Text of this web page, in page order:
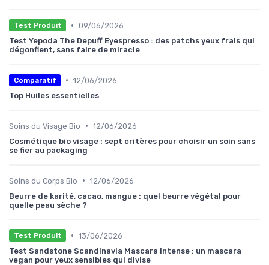
Test Produit • 09/06/2026
Test Yepoda The Depuff Eyespresso : des patchs yeux frais qui
dégonflent, sans faire de miracle
Comparatif • 12/06/2026
Top Huiles essentielles
Soins du Visage Bio • 12/06/2026
Cosmétique bio visage : sept critères pour choisir un soin sans
se fier au packaging
Soins du Corps Bio • 12/06/2026
Beurre de karité, cacao, mangue : quel beurre végétal pour
quelle peau sèche ?
Test Produit • 13/06/2026
Test Sandstone Scandinavia Mascara Intense : un mascara
vegan pour yeux sensibles qui divise